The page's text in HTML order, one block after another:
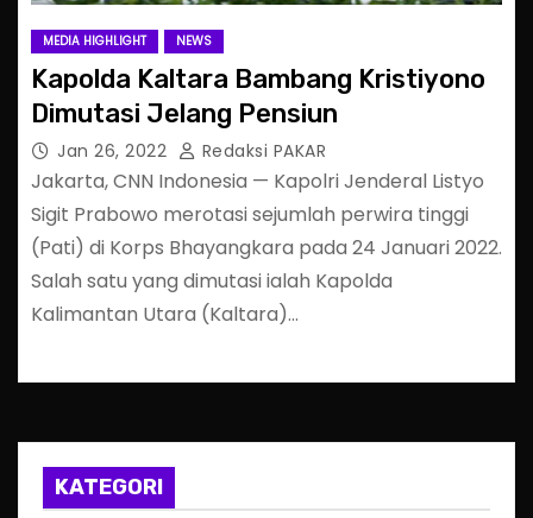
MEDIA HIGHLIGHT NEWS
Kapolda Kaltara Bambang Kristiyono
Dimutasi Jelang Pensiun
Jan 26, 2022 Redaksi PAKAR
Jakarta, CNN Indonesia — Kapolri Jenderal Listyo
Sigit Prabowo merotasi sejumlah perwira tinggi
(Pati) di Korps Bhayangkara pada 24 Januari 2022.
Salah satu yang dimutasi ialah Kapolda
Kalimantan Utara (Kaltara)…
KATEGORI